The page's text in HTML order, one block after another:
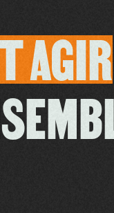
AGIR